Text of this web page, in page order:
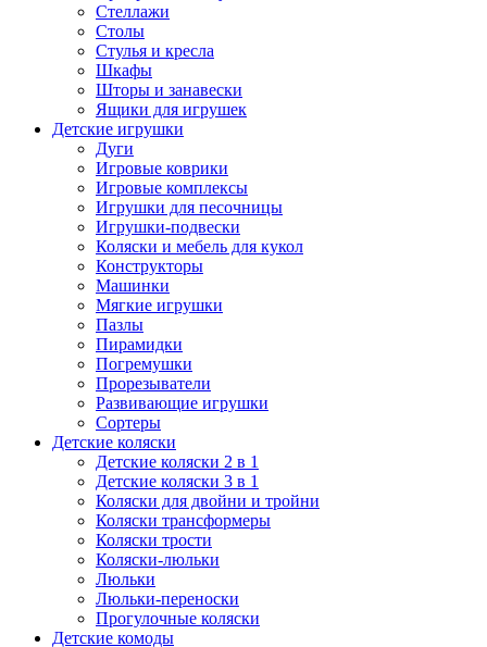
Стеллажи
Столы
Стулья и кресла
Шкафы
Шторы и занавески
Ящики для игрушек
Детские игрушки
Дуги
Игровые коврики
Игровые комплексы
Игрушки для песочницы
Игрушки-подвески
Коляски и мебель для кукол
Конструкторы
Машинки
Мягкие игрушки
Пазлы
Пирамидки
Погремушки
Прорезыватели
Развивающие игрушки
Сортеры
Детские коляски
Детские коляски 2 в 1
Детские коляски 3 в 1
Коляски для двойни и тройни
Коляски трансформеры
Коляски трости
Коляски-люльки
Люльки
Люльки-переноски
Прогулочные коляски
Детские комоды